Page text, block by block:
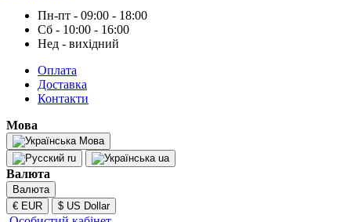
Пн-пт - 09:00 - 18:00
Сб - 10:00 - 16:00
Нед - вихідний
Оплата
Доставка
Контакти
Мова
Мова
ru
ua
Валюта
Валюта
€ EUR
$ US Dollar